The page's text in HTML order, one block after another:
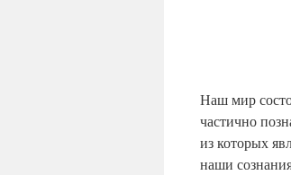
Наш мир
частично
из которых
наши